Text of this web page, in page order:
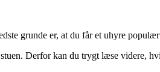
grunde er, at du får et uhyre
Derfor kan du trygt læse videre,